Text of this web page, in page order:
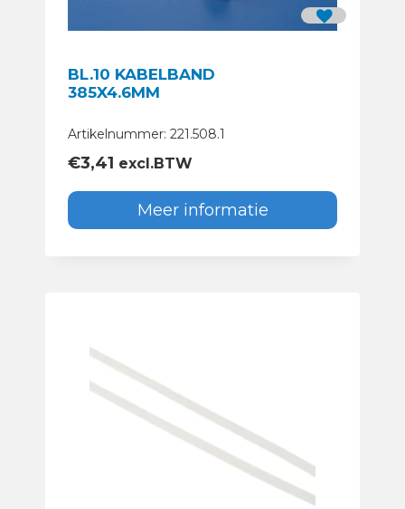
BL.10 KABELBAND
385X4.6MM
Artikelnummer: 221.508.1
€3,41 excl.BTW
Meer informatie